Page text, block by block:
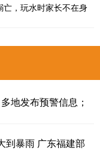
，玩水时家长不在身
地发布预警信息；
到暴雨 广东福建部